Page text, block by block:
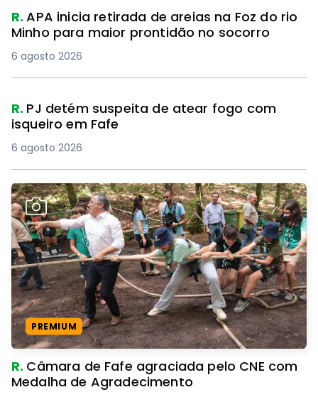
R.APA inicia retirada de areias na Foz do rio
Minho para maior prontidão no socorro
6 agosto 2026
R. PJ detém suspeita de atear fogo com
isqueiro em Fafe
6 agosto 2026
PREMIUM
R. Câmara de Fafe agraciada pelo CNE com
Medalha de Agradecimento